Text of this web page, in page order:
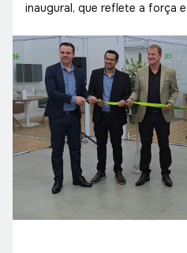
inaugural, que reflete a força